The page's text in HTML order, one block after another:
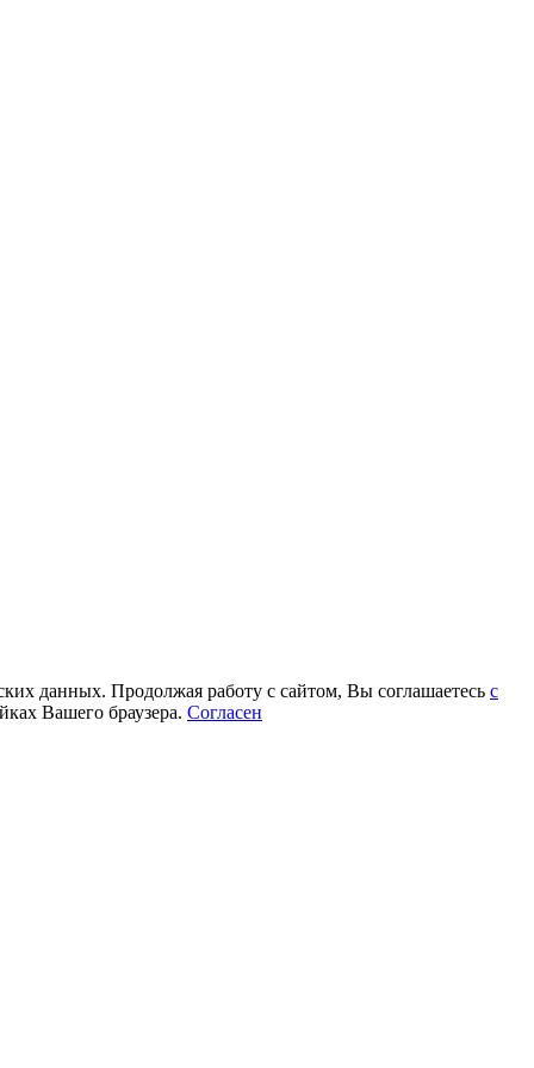
данных. Продолжая работу с сайтом, Вы соглашаетесь с
Вашего браузера. Согласен